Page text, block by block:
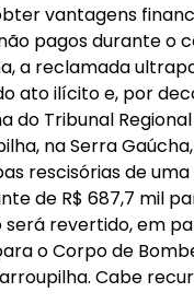
vantagens
pagos durante o
a reclamada
ato ilícito e, por
do Tribunal
na Serra
rescisórias de
de R$ 687,7 mil
revertido, em
o Corpo de
Cabe